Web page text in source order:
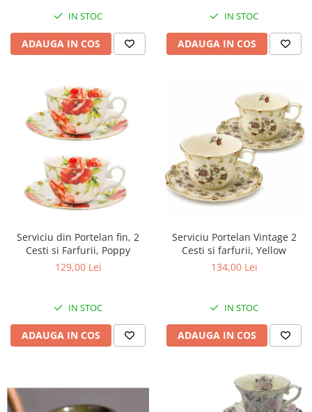
IN STOC
ADAUGA IN COS
IN STOC
ADAUGA IN COS
Serviciu din Portelan fin, 2
Cesti si Farfurii, Poppy
129,00 Lei
IN STOC
ADAUGA IN COS
Serviciu Portelan Vintage 2
Cesti si farfurii, Yellow
134,00 Lei
IN STOC
ADAUGA IN COS